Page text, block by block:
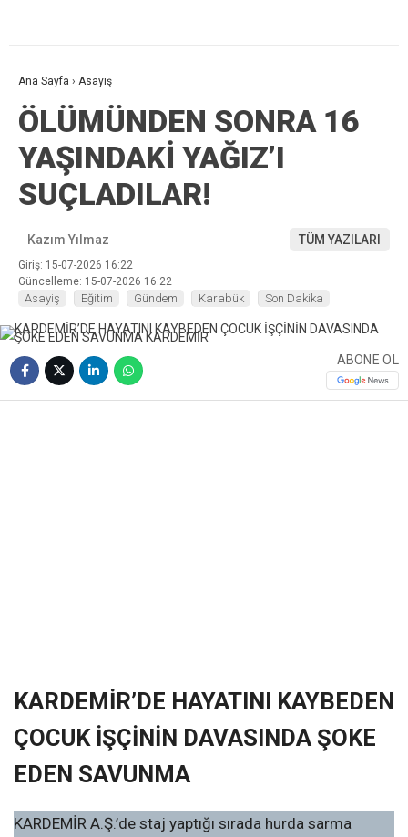
Ana Sayfa › Asayiş
ÖLÜMÜNDEN SONRA 16
YAŞINDAKİ YAĞIZ’I
SUÇLADILAR!
Kazım Yılmaz TÜM YAZILARI
Giriş: 15-07-2026 16:22
Güncelleme: 15-07-2026 16:22
Asayiş Eğitim Gündem Karabük Son Dakika
ABONE OL
KARDEMİR’DE HAYATINI KAYBEDEN
ÇOCUK İŞÇİNİN DAVASINDA ŞOKE
EDEN SAVUNMA
KARDEMİR A.Ş.’de staj yaptığı sırada hurda sarma